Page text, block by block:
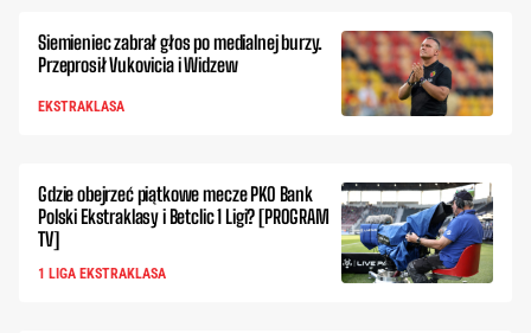
Siemieniec zabrał głos po medialnej burzy.
Przeprosił Vukovicia i Widzew
EKSTRAKLASA
Gdzie obejrzeć piątkowe mecze PKO Bank
Polski Ekstraklasy i Betclic 1 Ligi? [PROGRAM
TV]
1 LIGA EKSTRAKLASA